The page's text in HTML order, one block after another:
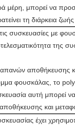
μέρη, μπορεί να
τη διάρκεια
συσκευασίες με
της
αποθήκευσης
φουσκάλας, το poly
αυτή μπορεί
και
έχει